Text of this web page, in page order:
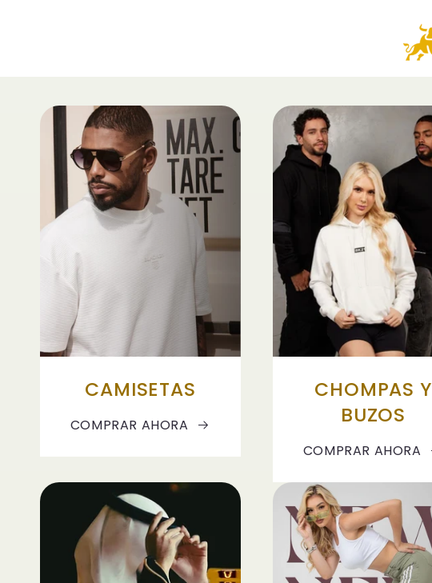
CAMISETAS
COMPRAR AHORA
CHOMPAS Y
BUZOS
COMPRAR AHORA